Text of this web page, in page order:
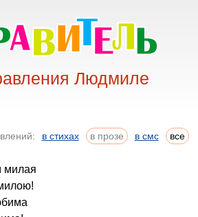
Людмиле
в стихах в прозе в смс все
милая